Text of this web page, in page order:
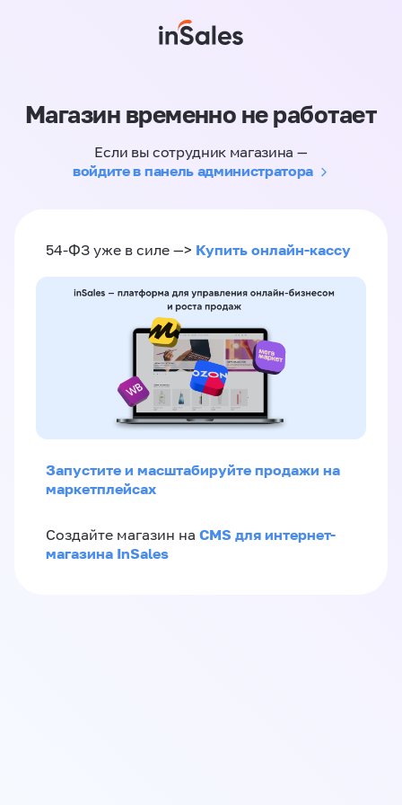
Магазин временно не работает
Если вы сотрудник магазина —
войдите в панель администратора
54-ФЗ уже в силе —> Купить онлайн-кассу
Запустите и масштабируйте продажи на
маркетплейсах
Создайте магазин на CMS для интернет-
магазина InSales